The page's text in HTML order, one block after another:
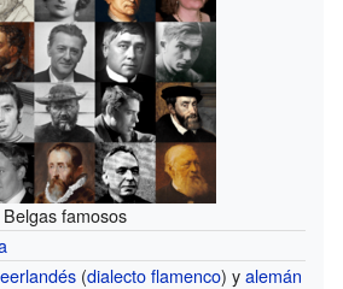
Belgas famosos
(dialecto flamenco) yalemán